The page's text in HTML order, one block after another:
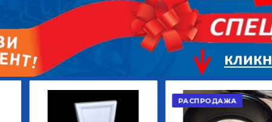
ДИСК СЦЕПЛЕНИЯ
ВЕДОМЫЙ КЛАССИК
2 422,40
В КОРЗИНУ
КРУГ ПОВОРОТНЫЙ
10*12ОТВ., Д.102*86
Г.КАЗАНЬ
29 668,20 Р
В КОРЗИНУ
РАСПРОДАЖА АКЦИЯ